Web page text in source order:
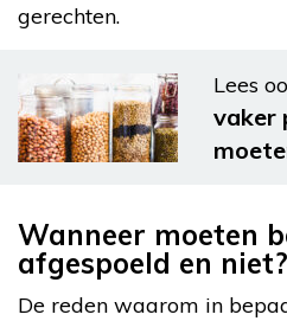
gerechten.
Lees
vaker
Wanneer moeten
afgespoeld en niet?
De reden waarom in